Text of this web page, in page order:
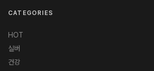
CATEGORIES
HOT
실버
건강